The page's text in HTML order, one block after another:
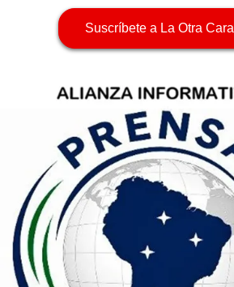
Suscríbete a La Otra Cara